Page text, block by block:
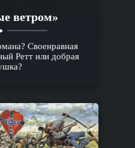
ветром»
Своенравная
Ретт или добрая